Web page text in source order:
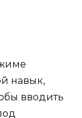
навык,
вводить